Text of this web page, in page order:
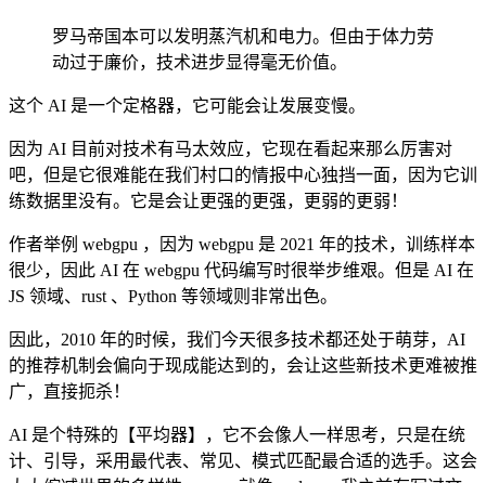
罗马帝国本可以发明蒸汽机和电力。但由于体力劳
动过于廉价，技术进步显得毫无价值。
这个 AI 是一个定格器，它可能会让发展变慢。
因为 AI 目前对技术有马太效应，它现在看起来那么厉害对
吧，但是它很难能在我们村口的情报中心独挡一面，因为它训
练数据里没有。它是会让更强的更强，更弱的更弱！
作者举例 webgpu ，因为 webgpu 是 2021 年的技术，训练样本
很少，因此 AI 在 webgpu 代码编写时很举步维艰。但是 AI 在
JS 领域、rust 、Python 等领域则非常出色。
因此，2010 年的时候，我们今天很多技术都还处于萌芽，AI
的推荐机制会偏向于现成能达到的，会让这些新技术更难被推
广，直接扼杀！
AI 是个特殊的【平均器】，它不会像人一样思考，只是在统
计、引导，采用最代表、常见、模式匹配最合适的选手。这会